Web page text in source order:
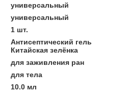
универсальный
универсальный
1 шт.
Антисептический гель
Китайская зелёнка
для заживления ран
для тела
10.0 мл